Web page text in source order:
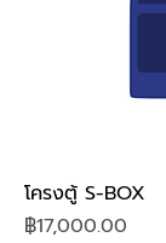
โครงตู้ S-BOX
Price
฿17,000.00